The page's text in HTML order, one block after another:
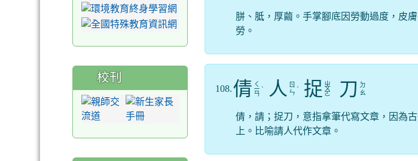
胼、胝，厚繭。手掌腳底因勞動過度，皮
勞。
108.倩 ㄑ
ㄧ
ㄢ
ˋ 人 ㄖ
ㄣ ˊ 捉 ㄓ
ㄨ
ㄛ 刀 ㄉ
ㄠ
倩，請；捉刀，意指拿筆代寫文章，因為
上。比喻請人代作文章。
校刊